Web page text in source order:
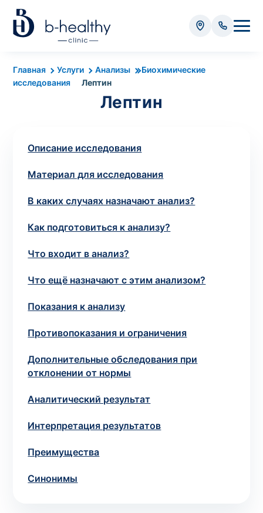
Главная Услуги Анализы
Биохимические
исследования
Лептин
Лептин
Описание исследования
Материал для исследования
В каких случаях назначают анализ?
Как подготовиться к анализу?
Что входит в анализ?
Что ещё назначают с этим анализом?
Показания к анализу
Противопоказания и ограничения
Дополнительные обследования при
отклонении от нормы
Аналитический результат
Интерпретация результатов
Преимущества
Синонимы
Анализы
* Оплачивается дополнительно (в зависимости от вида
крови) – от 35 грн
Итого: 0 грн
Попередній запис на дослідження не
зіскрібки. Взяття біоматеріалу для них
виконує лікар – необхідий
Сохранить
Ваше имя